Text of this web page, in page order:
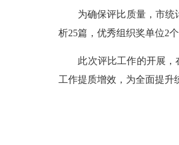
为确保评比质量，市统
析25篇，优秀组织奖单位2
此次评比工作的开展，
工作提质增效，为全面提升